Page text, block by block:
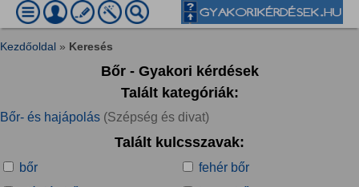
Kezdőoldal » Keresés
Bőr - Gyakori kérdések
Talált kategóriák:
Bőr- és hajápolás (Szépség és divat)
Talált kulcsszavak:
bőr
fehér bőr